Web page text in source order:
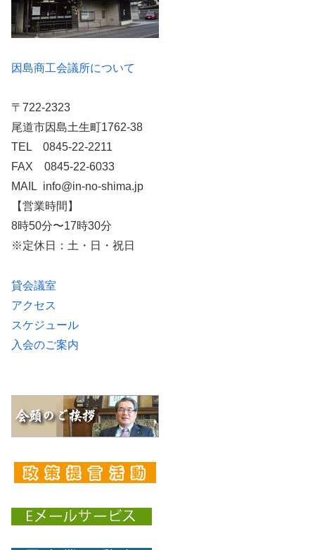
因島商工会議所について
〒722-2323
尾道市因島土生町1762-38
TEL 0845-22-2211
FAX 0845-22-6033
MAIL info@in-no-shima.jp
【営業時間】
8時50分〜17時30分
※定休日：土・日・祝日
貸会議室
アクセス
スケジュール
入会のご案内